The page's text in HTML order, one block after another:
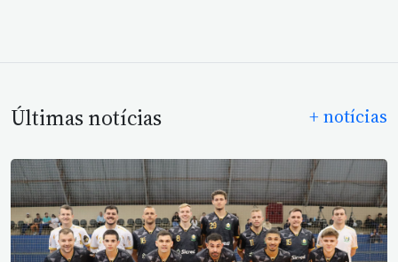
Últimas notícias + notícias